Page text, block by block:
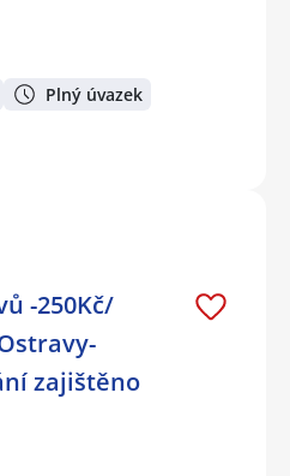
Plný úvazek
-250Kč/
zajištěno